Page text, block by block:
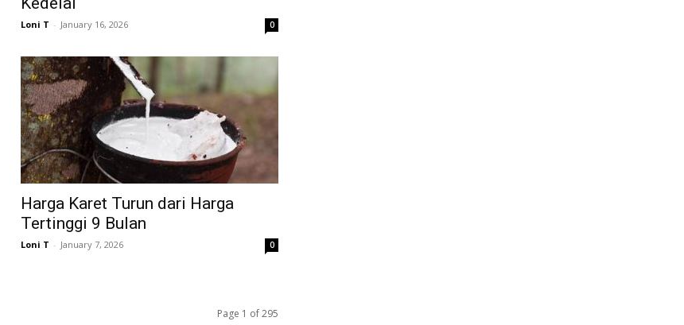
Loni T - January 16, 2026 0
Harga Karet Turun dari Harga
Tertinggi 9 Bulan
Loni T - January 7, 2026 0
Page 1 of 295